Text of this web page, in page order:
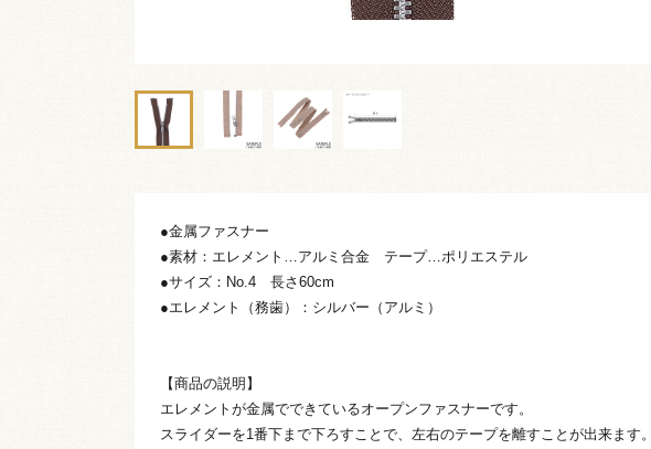
●金属ファスナー
●素材：エレメント…アルミ合金 テープ…ポリエステル
●サイズ：No.4 長さ60cm
●エレメント（務歯）：シルバー（アルミ）
【商品の説明】
エレメントが金属でできているオープンファスナーです。
スライダーを1番下まで下ろすことで、左右のテープを離すことが出来ます。